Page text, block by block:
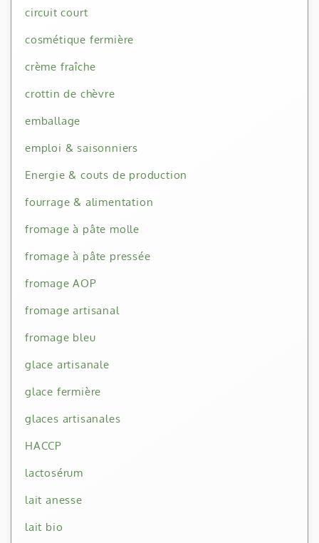
circuit court
cosmétique fermière
crème fraîche
crottin de chèvre
emballage
emploi & saisonniers
Energie & couts de production
fourrage & alimentation
fromage à pâte molle
fromage à pâte pressée
fromage AOP
fromage artisanal
fromage bleu
glace artisanale
glace fermière
glaces artisanales
HACCP
lactosérum
lait anesse
lait bio